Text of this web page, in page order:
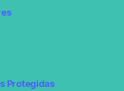
Protegidas